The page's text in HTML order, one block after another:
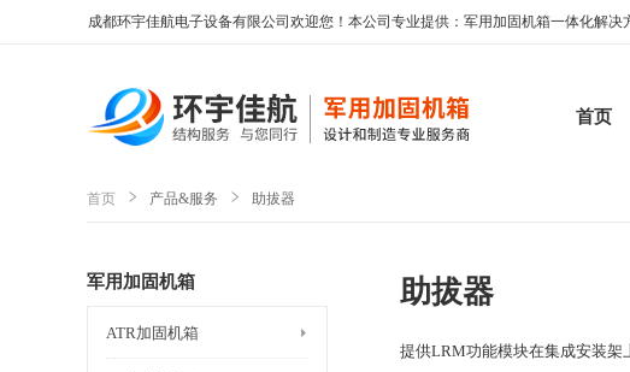
成都环宇佳航电子设备有限公司欢迎您！本公司专业提供：军用加固机箱一体化解决
首页
首页 产品&服务 助拔器
军用加固机箱
ATR加固机箱
助拔器
提供LRM功能模块在集成安装架